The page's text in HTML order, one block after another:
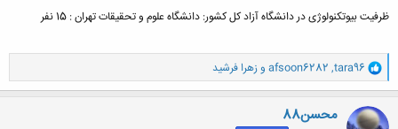
ظرفیت بیوتکنولوژی در دانشگاه آزاد کل کشور: دانشگاه علوم و تحقیقات تهران : 15 نفر
و
ا
ک
ن
ش
tara96
,
afsoon6282 و زهرا فرشید
محسن88